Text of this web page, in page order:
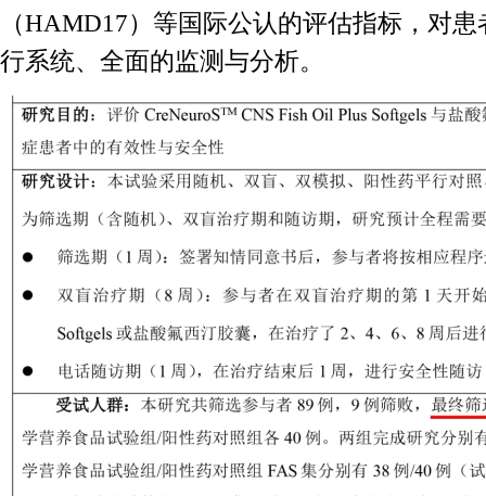
（HAMD17）等国际公认的评估指标，对
行系统、全面的监测与分析。